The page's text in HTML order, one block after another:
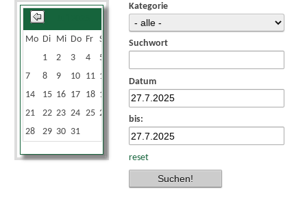
Mo Di Mi Do Fr Sa
1
2 3 4 5
7
8 9 10 11 12
14
15 16 17 18 19
21
22 23 24 25 26
28
29 30 31
Kategorie
Suchwort
Datum
bis:
reset